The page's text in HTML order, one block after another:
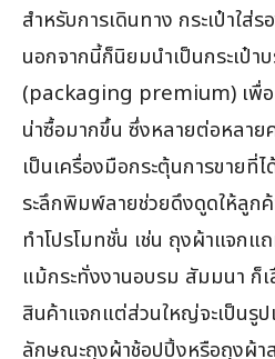
สำหรับการเดินทาง กระเป๋าใส่
นอกจากนี้ก็นิยมนำเป็นกระเป๋
(packaging premium) เพื่อ
น่าซื้อมากขึ้น ซึ่งหลายต่อหลาย
เป็นเครื่องมือกระตุ้นการขายที่
ระลึกพิมพ์ลายช่วยดึงดูดให้ลูก
ทำโปรโมทชั่น เช่น ถุงผ้าแจก
แม้กระทั่งงานอบรม สัมมนา ก็เ
สินค้าแจกแต่ส่วนใหญ่จะเป็นรู
ลักษณะถุงผ้าช้อปปิ้งหรือถุงผ้า